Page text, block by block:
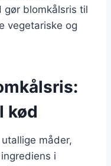
gør blomkålsris til
vegetariske og
kød
måder,
i